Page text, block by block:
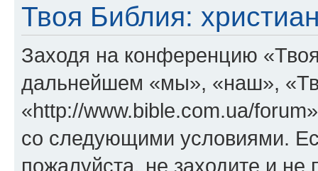
Твоя Библия:
Заходя на конференцию
дальнейшем «мы», «наш»,
«http://www.bible.com.ua/
со следующими условиями.
пожалуйста, не заходите и